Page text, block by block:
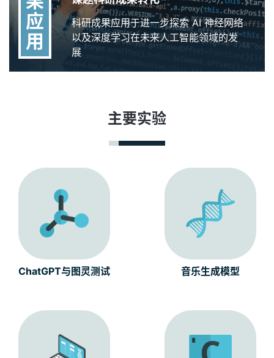
应
用
科研成果应用于进一步探索 AI 神经网络
以及深度学习在未来人工智能领域的发
展
主要实验
ChatGPT与图灵测试 音乐生成模型